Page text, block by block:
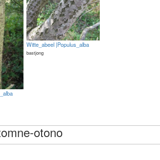
Witte_abeel |Populus_alba
bastjong
otono